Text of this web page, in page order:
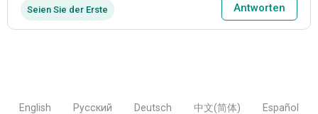
Seien Sie der Erste Antworten
English Русский Deutsch 中文(简体) Español